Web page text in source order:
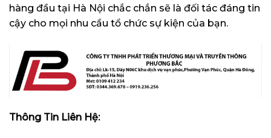
hàng đầu tại Hà Nội chắc chắn sẽ là đối tác đáng tin
cậy cho mọi nhu cầu tổ chức sự kiện của bạn.
Thông Tin Liên Hệ: